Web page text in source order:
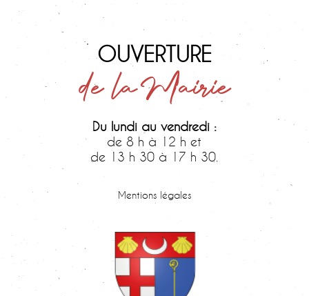
OUVERTURE
de la Mairie
Du lundi au vendredi :
de 8 h à 12 h et
de 13 h 30 à 17 h 30.
Mentions légales